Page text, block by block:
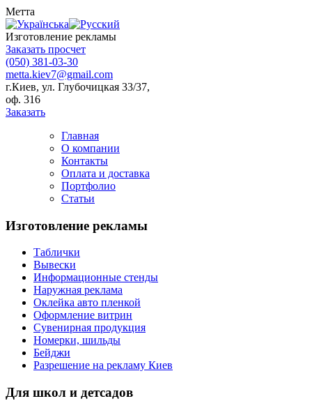
Метта
Изготовление рекламы
Заказать просчет
(050) 381-03-30
metta.kiev7@gmail.com
г.Киев, ул. Глубочицкая 33/37,
оф. 316
Заказать
Главная
О компании
Контакты
Оплата и доставка
Портфолио
Статьи
Изготовление рекламы
Таблички
Вывески
Информационные стенды
Наружная реклама
Оклейка авто пленкой
Оформление витрин
Сувенирная продукция
Номерки, шильды
Бейджи
Разрешение на рекламу Киев
Для школ и детсадов